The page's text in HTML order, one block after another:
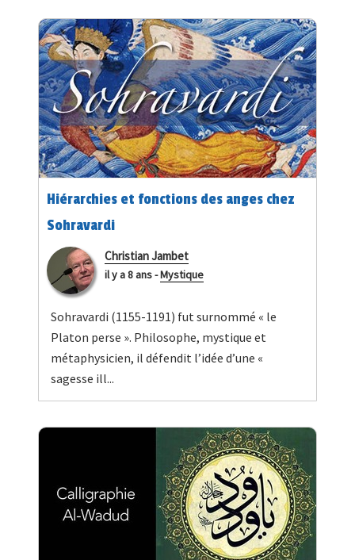
Hiérarchies et fonctions des anges chez
Sohravardi
Christian Jambet
il y a 8 ans-Mystique
Sohravardi (1155-1191) fut surnommé « le
Platon perse ». Philosophe, mystique et
métaphysicien, il défendit l’idée d’une «
sagesse ill...